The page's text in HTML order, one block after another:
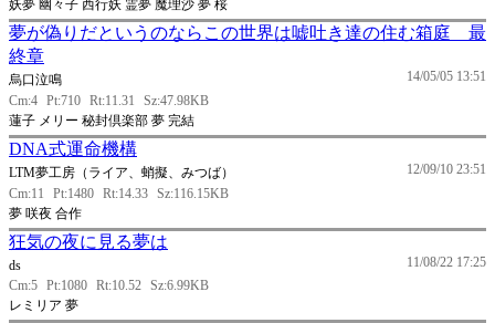
妖夢 幽々子 西行妖 霊夢 魔理沙 夢 桜
夢が偽りだというのならこの世界は嘘吐き達の住む箱庭 最
終章
14/05/05 13:51
烏口泣鳴
Cm:4 Pt:710 Rt:11.31
Sz:47.98KB
蓮子 メリー 秘封倶楽部 夢 完結
DNA式運命機構
12/09/10 23:51
LTM夢工房（ライア、蛸擬、みつば）
Cm:11
Pt:1480 Rt:14.33 Sz:116.15KB
夢 咲夜 合作
狂気の夜に見る夢は
11/08/22 17:25
ds
Cm:5 Pt:1080 Rt:10.52 Sz:6.99KB
レミリア 夢